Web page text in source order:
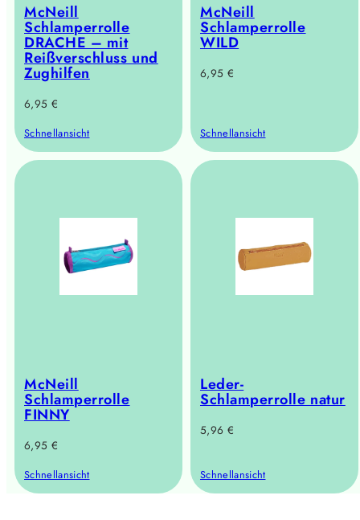
McNeill
Schlamperrolle
DRACHE – mit
Reißverschluss und
Zughilfen
Regulärer
6,95 €
Schnellansicht
McNeill
Schlamperrolle
WILD
Regulärer
6,95 €
Schnellansicht
McNeill
Schlamperrolle
FINNY
Regulärer
6,95 €
Schnellansicht
Leder-
Schlamperrolle natur
Regulärer
5,96 €
Schnellansicht